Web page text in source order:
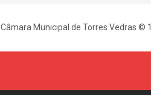
Câmara Municipal de Torres Vedras ©